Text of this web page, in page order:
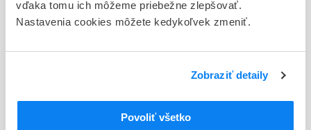
vďaka tomu ich môžeme priebežne zlepšovať.
Nastavenia cookies môžete kedykoľvek zmeniť.
Zobraziť detaily
Povoliť všetko
Držiteľ, krajina
09 - ANTACIDA (VRÁTANE ANTIULCEROSNYCH LIEČIV)